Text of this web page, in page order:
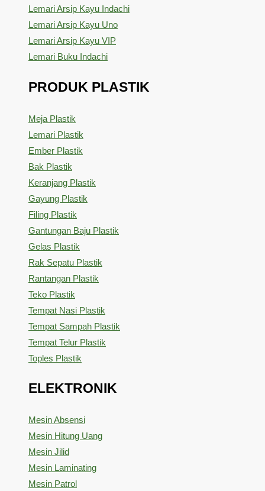
Lemari Arsip Kayu Indachi
Lemari Arsip Kayu Uno
Lemari Arsip Kayu VIP
Lemari Buku Indachi
PRODUK PLASTIK
Meja Plastik
Lemari Plastik
Ember Plastik
Bak Plastik
Keranjang Plastik
Gayung Plastik
Filing Plastik
Gantungan Baju Plastik
Gelas Plastik
Rak Sepatu Plastik
Rantangan Plastik
Teko Plastik
Tempat Nasi Plastik
Tempat Sampah Plastik
Tempat Telur Plastik
Toples Plastik
ELEKTRONIK
Mesin Absensi
Mesin Hitung Uang
Mesin Jilid
Mesin Laminating
Mesin Patrol